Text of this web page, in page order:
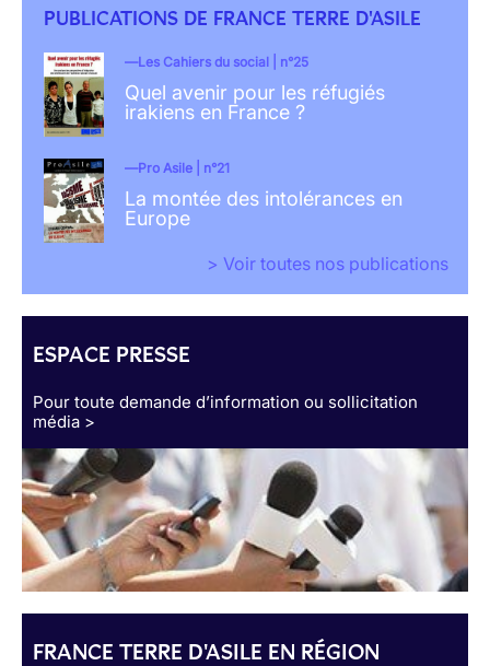
PUBLICATIONS DE FRANCE TERRE D'ASILE
Les Cahiers du social | n°25
Quel avenir pour les réfugiés
irakiens en France ?
Pro Asile | n°21
La montée des intolérances en
Europe
> Voir toutes nos publications
ESPACE PRESSE
Pour toute demande d’information ou sollicitation
média >
FRANCE TERRE D'ASILE EN RÉGION